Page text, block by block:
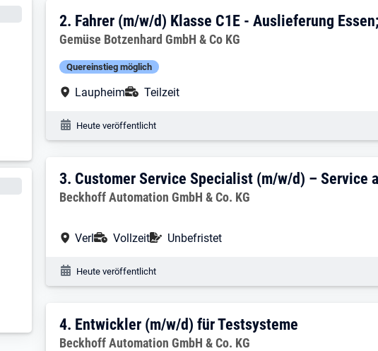
2. Ergebnis: Fahrer (m/w/d) Klasse
2. Fahrer (m/w/d) Klasse C1E - Auslieferung
Arbeitgeber:
Gemüse Botzenhard GmbH & Co KG
Quereinstieg möglich
Arbeitsort:
Laupheim Anstellungsart:
Teilzeit
Veröffentlichungsdatum:
Heute veröffentlicht
3. Ergebnis: Customer Service
3. Customer Service Specialist (m/w/d) – Service
Arbeitgeber:
Beckhoff Automation GmbH & Co. KG
Arbeitsort:
Verl Anstellungsart:
Vollzeit Befristung:
Unbefristet
Veröffentlichungsdatum:
Heute veröffentlicht
4. Ergebnis: ​Entwickler (m/w/d) für
4. ​Entwickler (m/w/d) für Testsysteme
Arbeitgeber:
Beckhoff Automation GmbH & Co. KG